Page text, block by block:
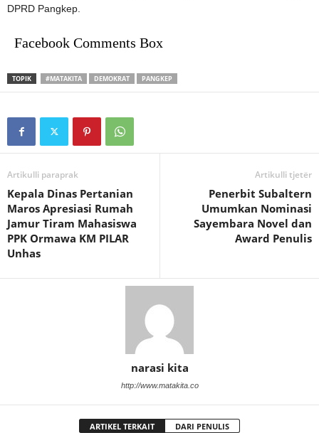
DPRD Pangkep.
Facebook Comments Box
TOPIK #MATAKITA DEMOKRAT PANGKEP
Artikulli paraprak
Kepala Dinas Pertanian
Maros Apresiasi Rumah
Jamur Tiram Mahasiswa
PPK Ormawa KM PILAR
Unhas
Artikulli tjetër
Penerbit Subaltern
Umumkan Nominasi
Sayembara Novel dan
Award Penulis
narasi kita
http://www.matakita.co
ARTIKEL TERKAIT DARI PENULIS